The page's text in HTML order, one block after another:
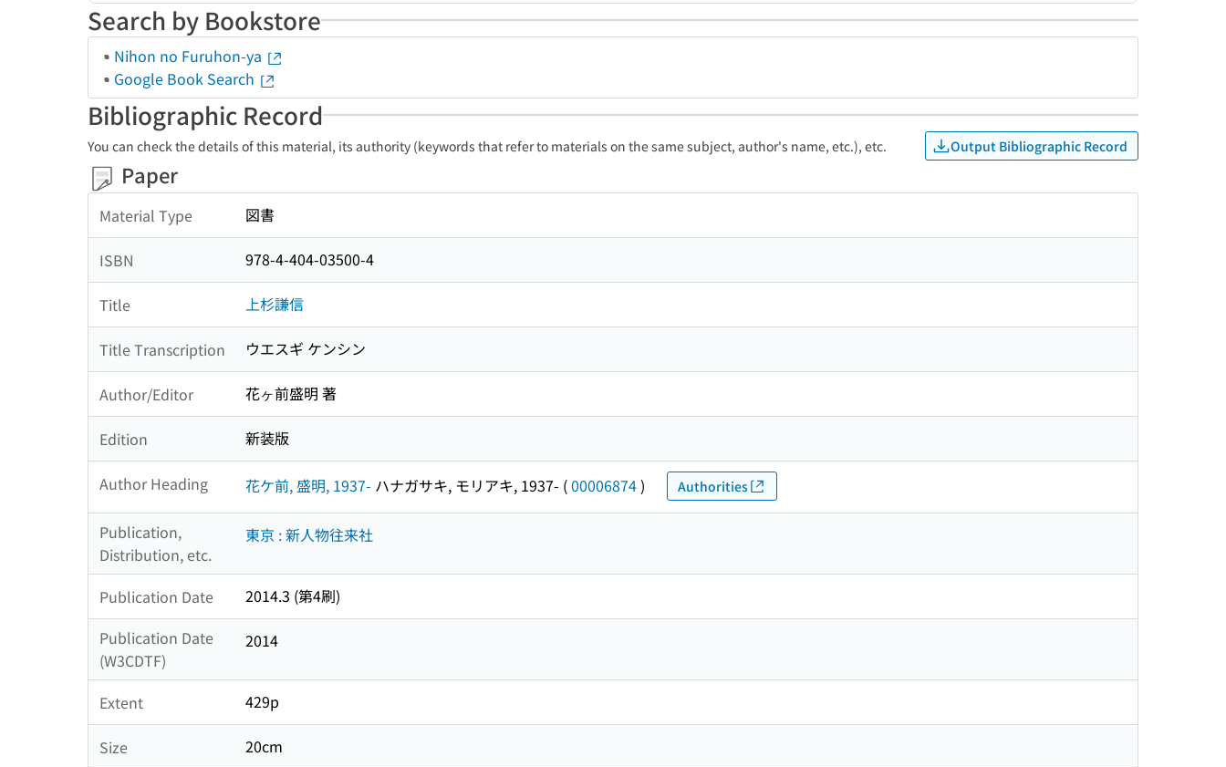
Search by Bookstore
Nihon no Furuhon-ya
Google Book Search
Bibliographic Record
You can check the details of this material, its authority (keywords that refer to materials on the same subject, author's name, etc.), etc. Output Bibliographic Record
Paper
Material Type 図書
ISBN 978-4-404-03500-4
Title 上杉謙信
Title Transcription ウエスギ ケンシン
Author/Editor 花ヶ前盛明 著
Edition 新装版
Author Heading 花ケ前, 盛明, 1937- ハナガサキ, モリアキ, 1937- (00006874) Authorities
Publication,
Distribution, etc.
東京 : 新人物往来社
Publication Date
2014.3 (第4刷)
Publication Date
(W3CDTF)
2014
Extent 429p
Size
20cm